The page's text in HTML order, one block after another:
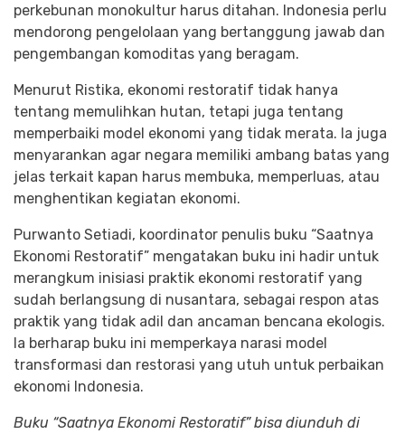
perkebunan monokultur harus ditahan. Indonesia perlu
mendorong pengelolaan yang bertanggung jawab dan
pengembangan komoditas yang beragam.
Menurut Ristika, ekonomi restoratif tidak hanya
tentang memulihkan hutan, tetapi juga tentang
memperbaiki model ekonomi yang tidak merata. Ia juga
menyarankan agar negara memiliki ambang batas yang
jelas terkait kapan harus membuka, memperluas, atau
menghentikan kegiatan ekonomi.
Purwanto Setiadi, koordinator penulis buku “Saatnya
Ekonomi Restoratif” mengatakan buku ini hadir untuk
merangkum inisiasi praktik ekonomi restoratif yang
sudah berlangsung di nusantara, sebagai respon atas
praktik yang tidak adil dan ancaman bencana ekologis.
Ia berharap buku ini memperkaya narasi model
transformasi dan restorasi yang utuh untuk perbaikan
ekonomi Indonesia.
Buku “Saatnya Ekonomi Restoratif” bisa diunduh di